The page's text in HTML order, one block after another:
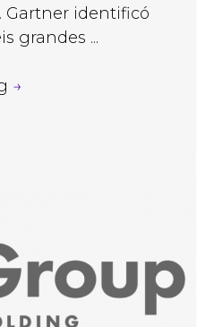
Gartner identificó
grandes ...
→